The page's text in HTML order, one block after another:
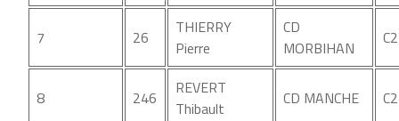
7 26
THIERRY
Pierre
CD
MORBIHAN
C2
8 246
REVERT
Thibault
CD MANCHE C2